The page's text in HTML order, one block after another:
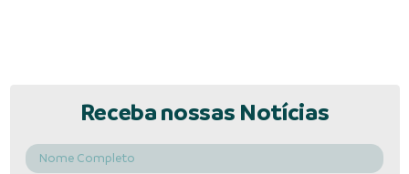
Receba nossas Notícias